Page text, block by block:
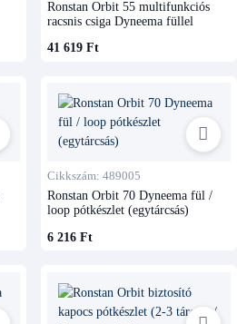
Ronstan Orbit 55 multifunkciós
racsnis csiga Dyneema füllel
41 619 Ft
Cikkszám: 489005
Ronstan Orbit 70 Dyneema fül /
loop pótkészlet (egytárcsás)
6 216 Ft